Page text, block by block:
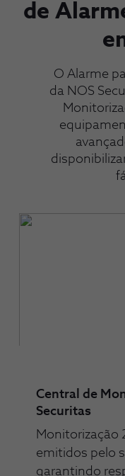
de
O Alarme
da NOS
Central de
Securitas
Monitorização
emitidos pelo
garantindo